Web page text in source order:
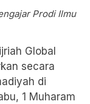
Prodi Ilmu
Global
secara
di
1 Muharam